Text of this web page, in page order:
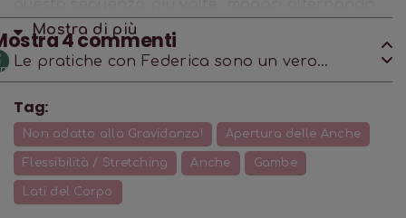
le altre pratiche del corso, vedrai quante
piccole grandi trasformazioni avverranno
dentro di te!
Mostra di più
4commenti
Le pratiche con Federica sono un vero
toccasana, grazie!
Tag:
Non adatto alla Gravidanza! Apertura delle Anche
Flessibilità / Stretching Anche Gambe
Lati del Corpo